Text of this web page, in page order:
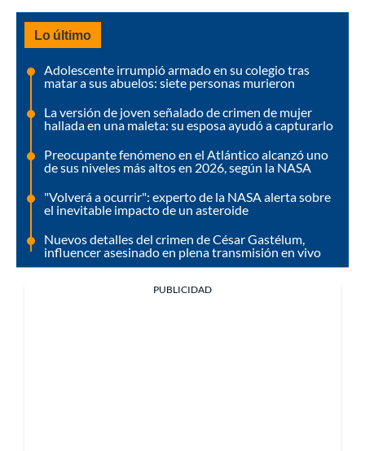
Lo último
Adolescente irrumpió armado en su colegio tras
matar a sus abuelos: siete personas murieron
La versión de joven señalado de crimen de mujer
hallada en una maleta: su esposa ayudó a capturarlo
Preocupante fenómeno en el Atlántico alcanzó uno
de sus niveles más altos en 2026, según la NASA
"Volverá a ocurrir": experto de la NASA alerta sobre
el inevitable impacto de un asteroide
Nuevos detalles del crimen de César Gastélum,
influencer asesinado en plena transmisión en vivo
PUBLICIDAD